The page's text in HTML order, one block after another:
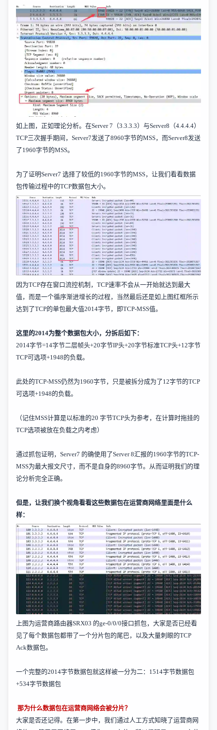
如上图，正如理论分析。在Server 7 （3.3.3.3）与Server8 （4.4.4.4）
TCP三次握手期间， Server7发送了8960字节的MSS，而Server8发送
了1960字节的MSS。
为了证明Server7 选择了较低的1960字节的MSS，让我们看看数据
包传输过程中的TCP数据包大小。
因为TCP存在窗口流控机制， TCP速率不会从一开始就达到最大
值，而是一个循序渐进增长的过程，当然最后还是如上图红框所示
达到了TCP的单包最大值2014字节，即TCP-MSS值。
这里的2014为整个数据包大小，分拆后如下：
2014字节=14字节二层帧头+20字节IP头+20字节标准TCP头+12字节
TCP可选项+1948的负载。
此处的TCP-MSS仍然为1960字节，只是被拆分成为了12字节的TCP
可选项+1948的负载。
（记住MSS计算是以标准的20 字节TCP头为参考，在计算时拖挂的
TCP选项被放在负载之内考虑）
通过抓包证明， Server7 的确使用了Server 8汇报的1960字节的TCP-
MSS为最大报文尺寸，而不是自身的8960字节。从而证明我们的理
论分析完全正确。
但是，让我们换个视角看看这些数据包在运营商网络里面是什么
样：
上图为运营商路由器SRX03 的ge-0/0/0接口抓包，大家是否已经看
见了每个数据包都带了一个分片包的尾巴，以及大量刺眼的TCP
Ack数据包。
一个完整的2014字节数据包就这样被一分为二： 1514字节数据包
+534字节数据包
那为什么数据包在运营商网络会被分片？
大家是否还记得。在第一步中，我们通过人工方式知晓了运营商网